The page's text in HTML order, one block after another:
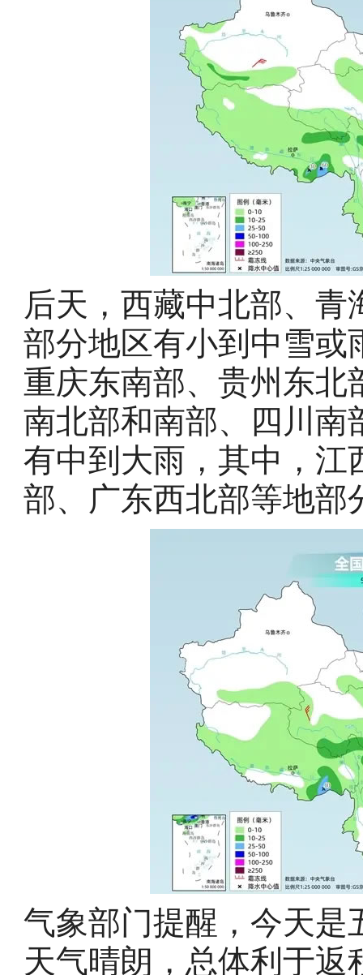
后天，西藏中北部、
部分地区有小到中雪或
重庆东南部、贵州东北
南北部和南部、四川南
有中到大雨，其中，江
部、广东西北部等地部
气象部门提醒，今天是
天气晴朗，总体利于